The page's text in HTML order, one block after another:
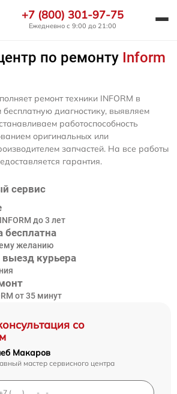
+7 (800) 301-97-75
Ежедневно с 9:00 до 21:00
по ремонту Inform
со
Макаров
мастер сервисного центра
ремонт техники INFORM в
диагностику, выявляем
работоспособность
оригинальных или
запчастей. На все работы
гарантия.
сервис
до 3 лет
бесплатна
желанию
курьера
от 35 минут